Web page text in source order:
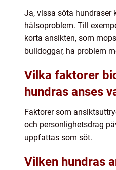
Ja, vissa söta hundraser
hälsoproblem. Till
korta ansikten, som
bulldoggar, ha problem
Vilka faktorer
hundras anses
Faktorer som
och personlighetsdrag
uppfattas som söt.
Vilken hundras